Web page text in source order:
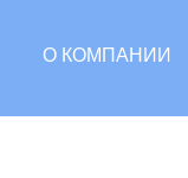
О КОМПАНИИ